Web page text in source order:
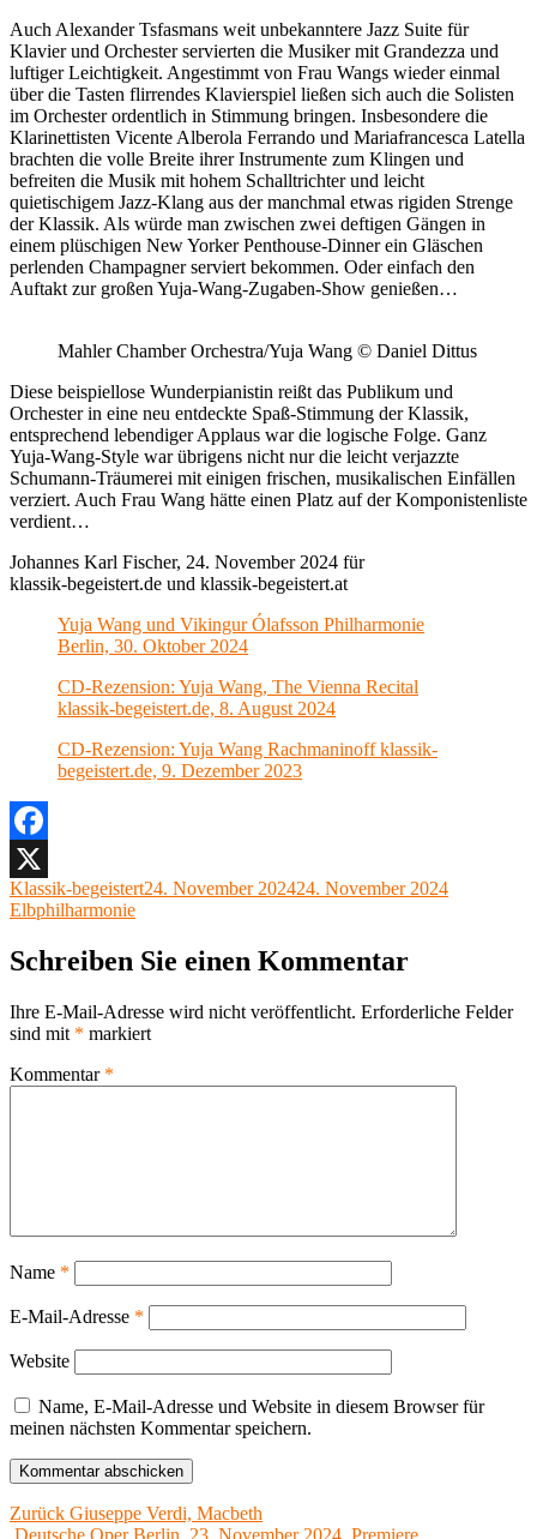
Auch Alexander Tsfasmans weit unbekanntere Jazz Suite für
Klavier und Orchester servierten die Musiker mit Grandezza und
luftiger Leichtigkeit. Angestimmt von Frau Wangs wieder einmal
über die Tasten flirrendes Klavierspiel ließen sich auch die Solisten
im Orchester ordentlich in Stimmung bringen. Insbesondere die
Klarinettisten Vicente Alberola Ferrando und Mariafrancesca Latella
brachten die volle Breite ihrer Instrumente zum Klingen und
befreiten die Musik mit hohem Schalltrichter und leicht
quietischigem Jazz-Klang aus der manchmal etwas rigiden Strenge
der Klassik. Als würde man zwischen zwei deftigen Gängen in
einem plüschigen New Yorker Penthouse-Dinner ein Gläschen
perlenden Champagner serviert bekommen. Oder einfach den
Auftakt zur großen Yuja-Wang-Zugaben-Show genießen…
Mahler Chamber Orchestra/Yuja Wang © Daniel Dittus
Diese beispiellose Wunderpianistin reißt das Publikum und
Orchester in eine neu entdeckte Spaß-Stimmung der Klassik,
entsprechend lebendiger Applaus war die logische Folge. Ganz
Yuja-Wang-Style war übrigens nicht nur die leicht verjazzte
Schumann-Träumerei mit einigen frischen, musikalischen Einfällen
verziert. Auch Frau Wang hätte einen Platz auf der Komponistenliste
verdient…
Johannes Karl Fischer, 24. November 2024 für
klassik-begeistert.de und klassik-begeistert.at
Yuja Wang und Vikingur Ólafsson Philharmonie
Berlin, 30. Oktober 2024
CD-Rezension: Yuja Wang, The Vienna Recital
klassik-begeistert.de, 8. August 2024
CD-Rezension: Yuja Wang Rachmaninoff klassik-
begeistert.de, 9. Dezember 2023
Facebook
X
Autor
Klassik-begeistertVeröffentlicht
24. November 202424. November 2024Kategorien
Elbphilharmonie
Schreiben Sie einen Kommentar
Ihre E-Mail-Adresse wird nicht veröffentlicht. Erforderliche Felder
sind mit * markiert
Kommentar *
Name *
E-Mail-Adresse *
Website
Name, E-Mail-Adresse und Website in diesem Browser für
meinen nächsten Kommentar speichern.
Beitragsnavigation
Zurück Vorheriger
Beitrag:
Giuseppe Verdi, Macbeth
Deutsche Oper Berlin, 23. November 2024, Premiere